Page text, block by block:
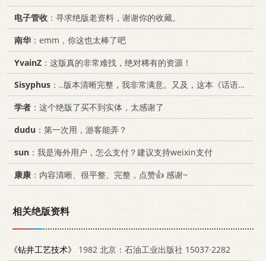
电子管收 ：寻求绝版老资料，谢谢你的收藏。
南华 ：emm，你这也太棒了吧
YvainZ ：这版真的非常难找，绝对稀有的资源！
Sisyphus ：..版本清晰完整，我非常满意。又及，这本《话语的真相》...
学者 ：这个绝版了买不到实体，太感谢了
dudu ：第一次用，游客能弄？
sun ：我是海外用户，怎么支付？建议支持weixin支付
康康 ：内容清晰、很平整、完整，点赞👍 感谢~
相关绝版资料
《钻井工艺技术》
1982 北京：石油工业出版社 15037·2282